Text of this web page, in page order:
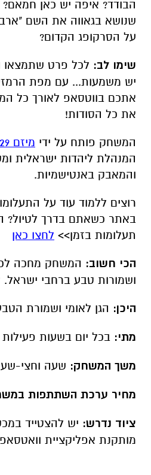
המנהלת ליהדות ישראלית
והמאבק באנטישמיות.
באתר כשאתם בדרך לטיול?
תעלומות בזמן>> לחצו כאן
הכי חשוב:
היכן: הגן לאומי ושמורת
משך המשחק: שעה וחצי-
מחיר ערכת השתתפות
ציוד נדרש:
יש להצטייד
משפחתי אינטראקטיבי עם
מוכנים לצאת למסע אל
אינטראקטיבי שחושף את
המקומות שכולנו מכירים.